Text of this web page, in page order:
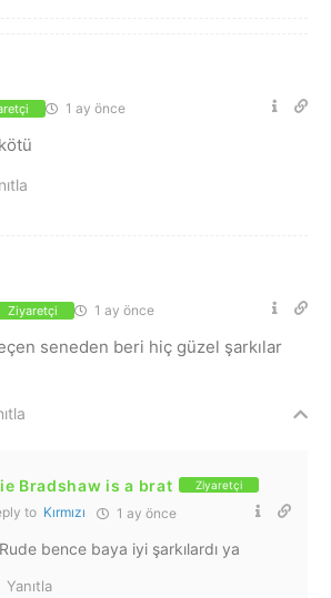
1 ay önce
Ziyaretçi 1 ay önce
seneden beri hiç güzel şarkılar
Bradshaw is a brat Ziyaretçi
to Kırmızı 1 ay önce
bence baya iyi şarkılardı ya
Yanıtla